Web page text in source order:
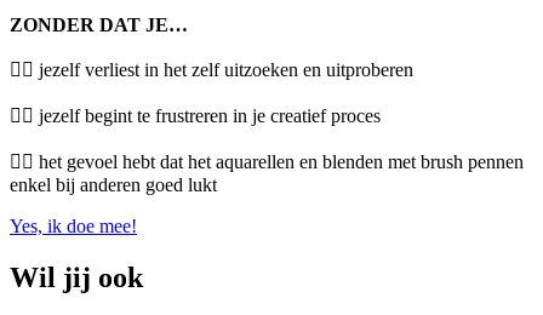
ZONDER DAT JE…
😮‍💨 jezelf verliest in het zelf uitzoeken en uitproberen
😮‍💨 jezelf begint te frustreren in je creatief proces
😮‍💨 het gevoel hebt dat het aquarellen en blenden met brush pennen
enkel bij anderen goed lukt
Yes, ik doe mee!
Wil jij ook